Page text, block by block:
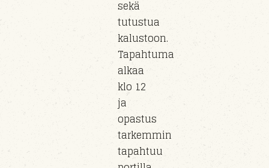
sekä
tutustua
kalustoon.
Tapahtuma
alkaa
klo 12
ja
opastus
tarkemmin
tapahtuu